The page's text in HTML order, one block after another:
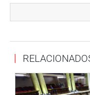
Portero, titular de la
detalló que la
“Se tendría más
internacional,
que repercutirá en
económica, mejorar